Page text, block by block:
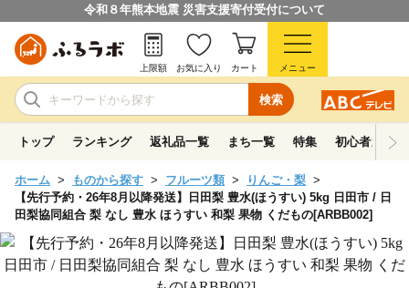
令和８年熊本地震 災害支援寄付受付について
検索
上限額 お気に入り カート メニュー
トップ ランキング 返礼品一覧 まち一覧 特集 初心者ガイド
ホーム ものから探す フルーツ類
りんご・梨
【先行予約・26年8月以降発送】日田梨 豊水(ほうすい) 5kg 日田市 / 日
田梨協同組合 梨 なし 豊水 ほうすい 和梨 果物 くだもの[ARBB002]